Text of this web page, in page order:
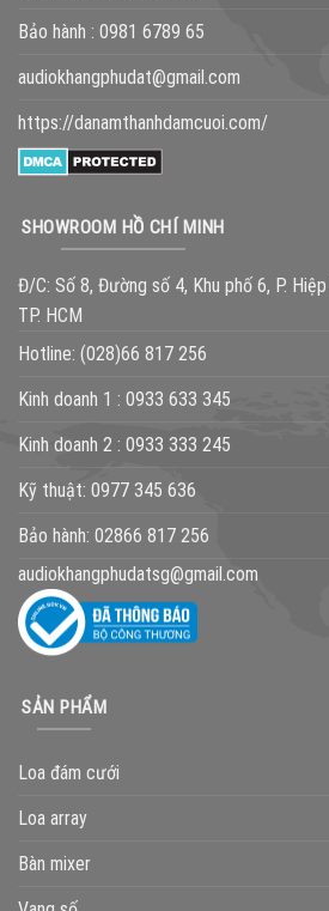
Bảo hành : 0981 6789 65
audiokhangphudat@gmail.com
https://danamthanhdamcuoi.com/
SHOWROOM HỒ CHÍ MINH
Đ/C: Số 8, Đường số 4, Khu phố 6, P.
TP. HCM
Hotline: (028)66 817 256
Kinh doanh 1 : 0933 633 345
Kinh doanh 2 : 0933 333 245
Kỹ thuật: 0977 345 636
Bảo hành: 02866 817 256
audiokhangphudatsg@gmail.com
SẢN PHẨM
Loa đám cưới
Loa array
Bàn mixer